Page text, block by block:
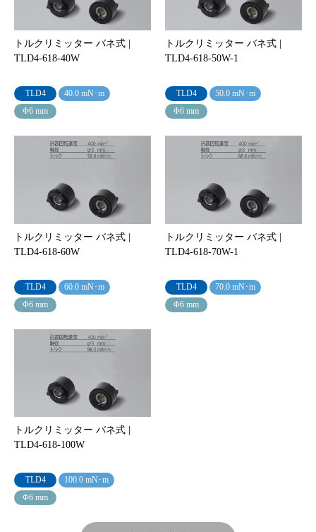
トルクリミッター バネ式 |
TLD4-618-40W
TLD4
40.0 mN･m
Φ6 mm
トルクリミッター バネ式 |
TLD4-618-50W-1
TLD4
50.0 mN･m
Φ6 mm
トルクリミッター バネ式 |
TLD4-618-60W
TLD4
60.0 mN･m
Φ6 mm
トルクリミッター バネ式 |
TLD4-618-70W-1
TLD4
70.0 mN･m
Φ6 mm
トルクリミッター バネ式 |
TLD4-618-100W
TLD4
100.0 mN･m
Φ6 mm